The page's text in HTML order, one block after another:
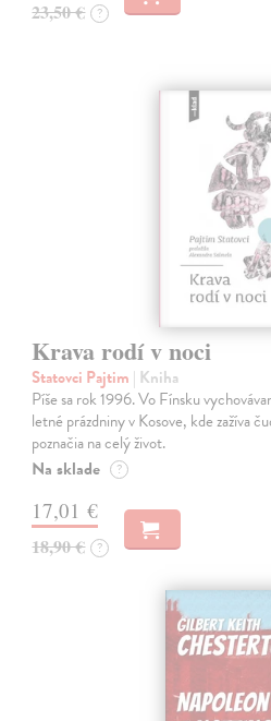
23,50 € ?
Krava rodí v noci
Statovci Pajtim | Kniha
Píše sa rok 1996. Vo Fínsku
letné prázdniny v Kosove, kde zažíva
poznačia na celý život.
Na sklade ?
17,01 €
18,90 € ?